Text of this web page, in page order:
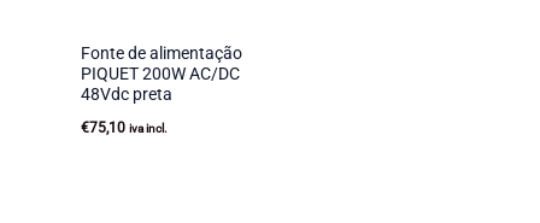
Fonte de alimentação
PIQUET 200W AC/DC
48Vdc preta
€75,10 iva incl.